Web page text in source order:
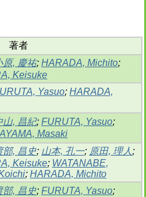
著者
原, 慶祐; HARADA, Michito;
Keisuke
Yasuo; HARADA,
山, 昌紀; FURUTA, Yasuo;
Masaki
部, 昌史; 山本, 孔一; 原田, 理人 ;
Keisuke; WATANABE,
; HARADA, Michito
部, 昌史; FURUTA, Yasuo;